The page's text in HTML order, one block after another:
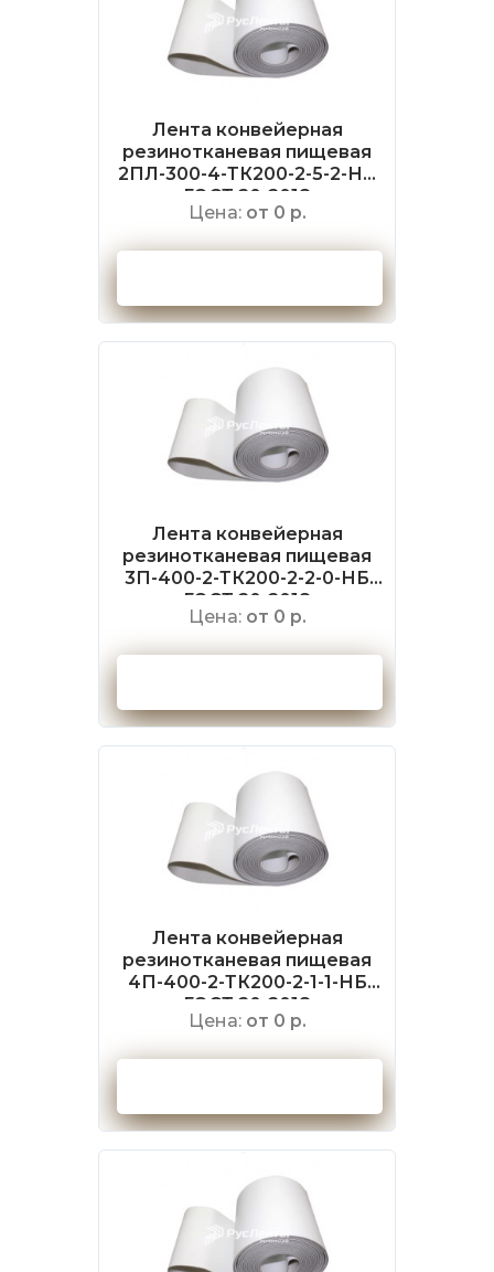
Лента конвейерная
резинотканевая пищевая
2ПЛ-300-4-ТК200-2-5-2-НБ
ГОСТ 20-2018
Цена: от 0 р.
Лента конвейерная
резинотканевая пищевая
3П-400-2-ТК200-2-2-0-НБ
ГОСТ 20-2018
Цена: от 0 р.
Лента конвейерная
резинотканевая пищевая
4П-400-2-ТК200-2-1-1-НБ
ГОСТ 20-2018
Цена: от 0 р.